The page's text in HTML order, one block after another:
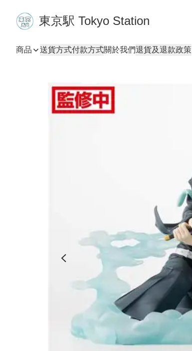
東京駅 Tokyo Station
商品 送貨方式付款方式關於我們退貨及退款政策